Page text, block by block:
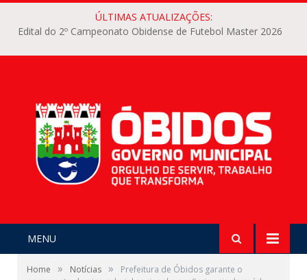
ÚLTIMAS ATUALIZAÇÕES:
Edital do 2º Campeonato Obidense de Futebol Master 2026
MENU
Home » Notícias »
Prefeitura de Óbidos garante o